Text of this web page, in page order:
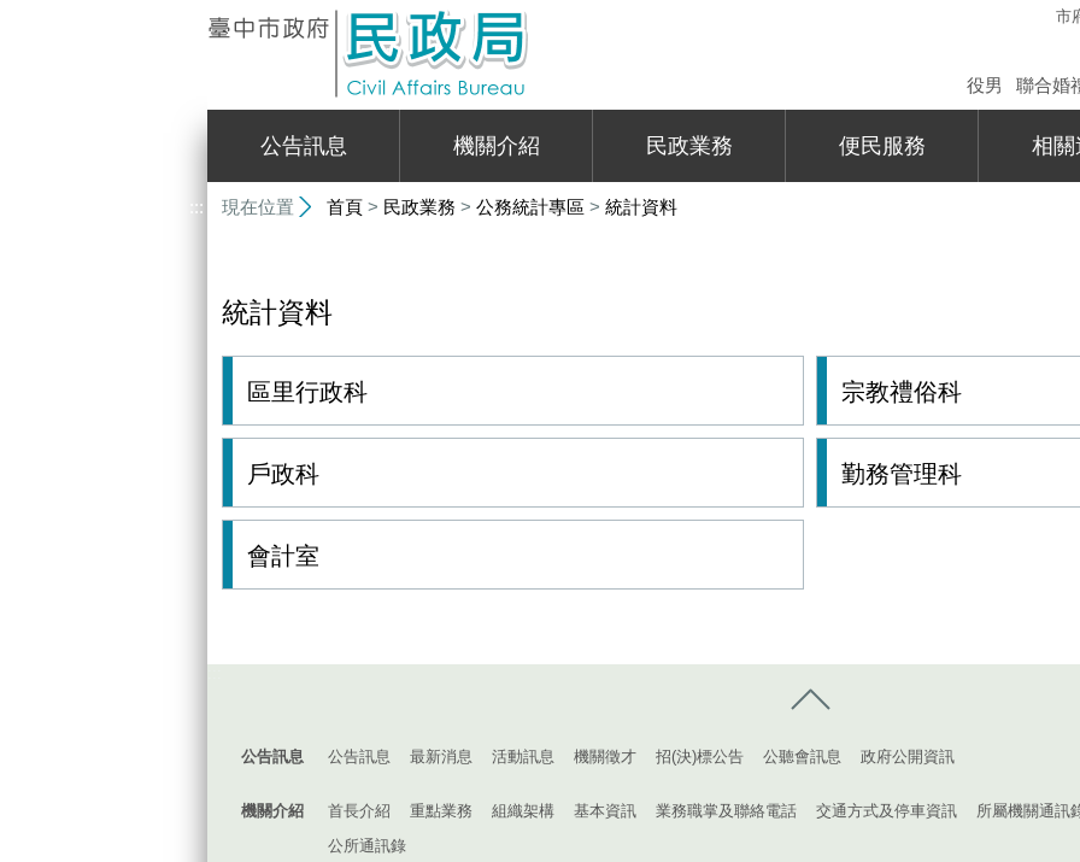
市
役男 聯合婚
公告訊息 機關介紹 民政業務 便民服務 相關
::: 現在位置 首頁 > 民政業務 > 公務統計專區 > 統計資料
統計資料
區里行政科 宗教禮俗科
戶政科 勤務管理科
會計室
公告訊息 公告訊息 最新消息 活動訊息 機關徵才 招(決)標公告 公聽會訊息 政府公開資訊
機關介紹 首長介紹 重點業務 組織架構 基本資訊 業務職掌及聯絡電話 交通方式及停車資訊
所屬機關通訊
公所通訊錄